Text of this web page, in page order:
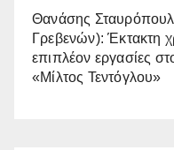
Θανάσης
Γρεβενών): Έκτακτη
επιπλέον εργασίες
«Μίλτος Τεντόγλου»